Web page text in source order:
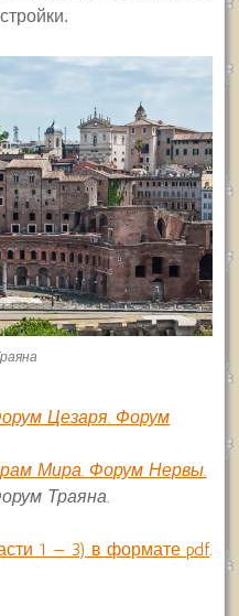
Цезаря. Форум
Мира. Форум Нервы.
Траяна.
1 — 3) в формате pdf.